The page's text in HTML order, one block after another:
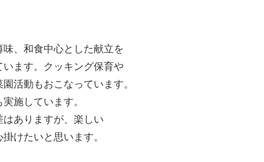
、和食中心とした献立を
ます。クッキング保育や
活動もおこなっています。
施しています。
ありますが、楽しい
けたいと思います。